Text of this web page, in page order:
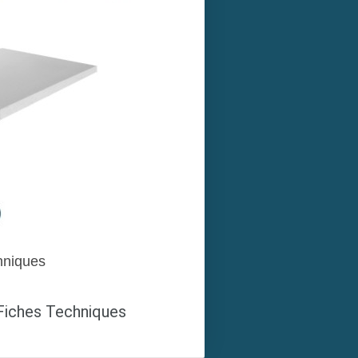
Techniques